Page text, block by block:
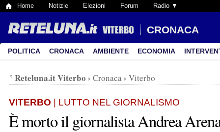
Home Notizie Elezioni Forum Radio ▼
CRONACA
POLITICA CRONACA AMBIENTE ECONOMIA
Reteluna.it Viterbo › Cronaca› Viterbo
VITERBO | LUTTO NEL GIORNALISMO
È morto il giornalista Andrea